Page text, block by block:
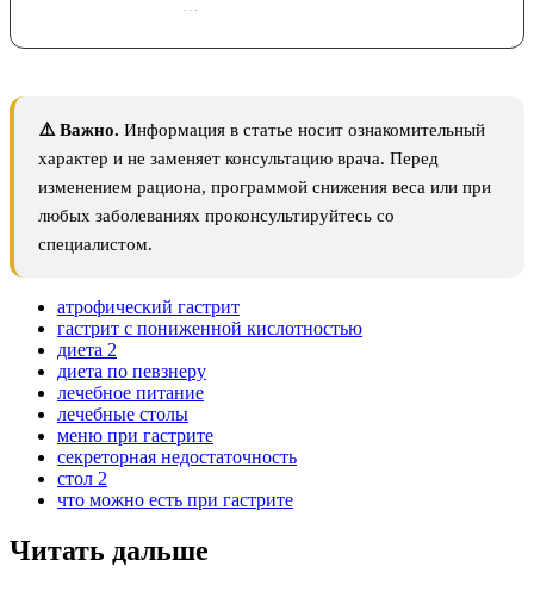
⚠️ Важно. Информация в статье носит ознакомительный
характер и не заменяет консультацию врача. Перед
изменением рациона, программой снижения веса или при
любых заболеваниях проконсультируйтесь со
специалистом.
атрофический гастрит
гастрит с пониженной кислотностью
диета 2
диета по певзнеру
лечебное питание
лечебные столы
меню при гастрите
секреторная недостаточность
стол 2
что можно есть при гастрите
Читать дальше